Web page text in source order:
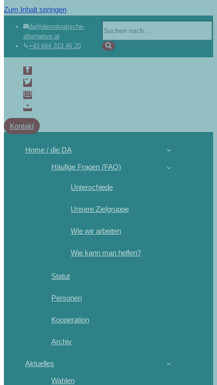
Zum Inhalt springen
da@demokratische-
alternative.at
+43 664 313 46 20
Kontakt
Home / die DA
Häufige Fragen (FAQ)
Unterschiede
Unsere Zielgruppe
Wie wir arbeiten
Wie kann man helfen?
Statut
Personen
Kooperation
Archiv
Aktuelles
Wahlen